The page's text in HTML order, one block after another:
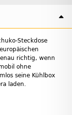
Steckdose
richtig, wenn
ohne
seine Kühlbox
laden.